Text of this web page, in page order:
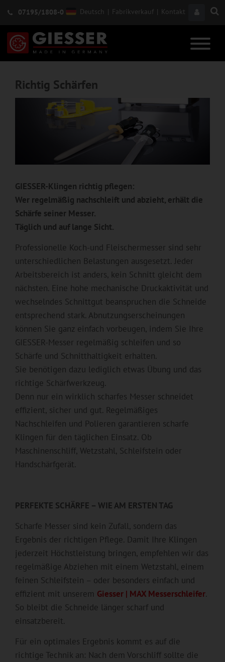
07195/1808-0 Deutsch | Fabrikverkauf | Kontakt
Richtig Schärfen
GIESSER-Klingen richtig pflegen:
Wer regelmäßig nachschleift und abzieht, erhält die
Schärfe seiner Messer.
Täglich und auf lange Sicht.
Professionelle Koch-und Fleischermesser sind sehr
unterschiedlichen Belastungen ausgesetzt. Jeder
Arbeitsbereich ist anders, kein Schnitt gleicht dem
nächsten. Eine hohe mechanische Druckaktivität und
wechselndes Schnittgut beanspruchen die Schneide
entsprechend stark. Abnutzungserscheinungen
können Sie ganz einfach vorbeugen, indem Sie Ihre
GIESSER-Messer regelmäßig schleifen und so
Schärfe und Schnitthaltigkeit erhalten.
Sie benötigen dazu lediglich etwas Übung und das
richtige Schärfwerkzeug.
Denn nur ein wirklich scharfes Messer schneidet
effizient, sicher und gut. Regelmäßiges
Nachschleifen und Polieren garantieren scharfe
Klingen für den täglichen Einsatz. Ob
Maschinenschliff, Wetzstahl, Schleifstein oder
Handschärfgerät.
PERFEKTE SCHÄRFE – WIE AM ERSTEN TAG
Scharfe Messer sind kein Zufall, sondern das
Ergebnis der richtigen Pflege. Damit Ihre Klingen
jederzeit Höchstleistung bringen, empfehlen wir das
regelmäßige Abziehen mit einem Wetzstahl, einem
feinen Schleifstein – oder besonders einfach und
effizient mit unserem Giesser | MAX Messerschleifer.
So bleibt die Schneide länger scharf und
einsatzbereit.
Für ein optimales Ergebnis kommt es auf die
richtige Technik an: Nach dem Vorschliff sollte die